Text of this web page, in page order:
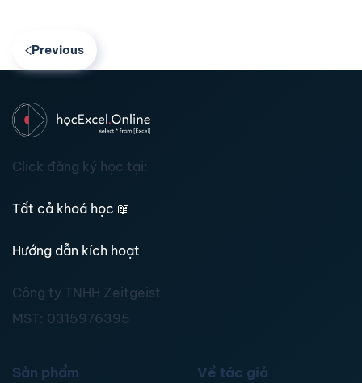
Previous
Click đăng ký học tại:
Tất cả khoá học 📖
Hướng dẫn kích hoạt
Công ty TNHH Zeitgeist
MST: 0315976395
Sản phẩm Về tác giả